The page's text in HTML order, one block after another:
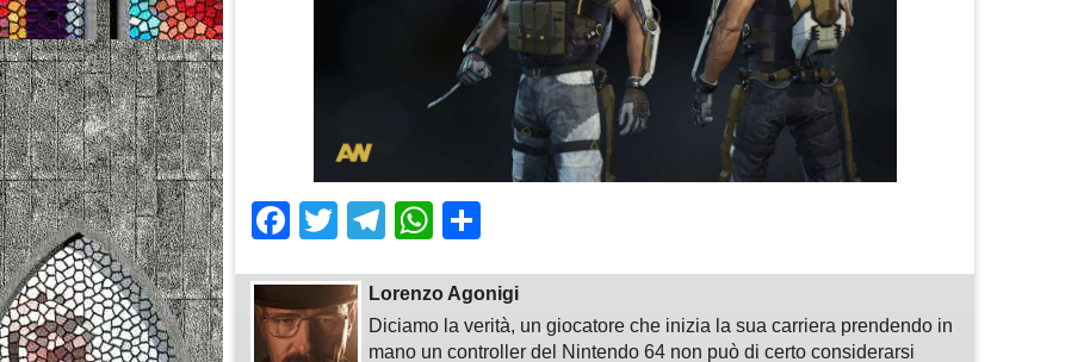
Facebook
TwitterTelegram
WhatsApp
Lorenzo Agonigi
Diciamo la verità, un giocatore che inizia la sua carriera prendendo in
mano un controller del Nintendo 64 non può di certo considerarsi